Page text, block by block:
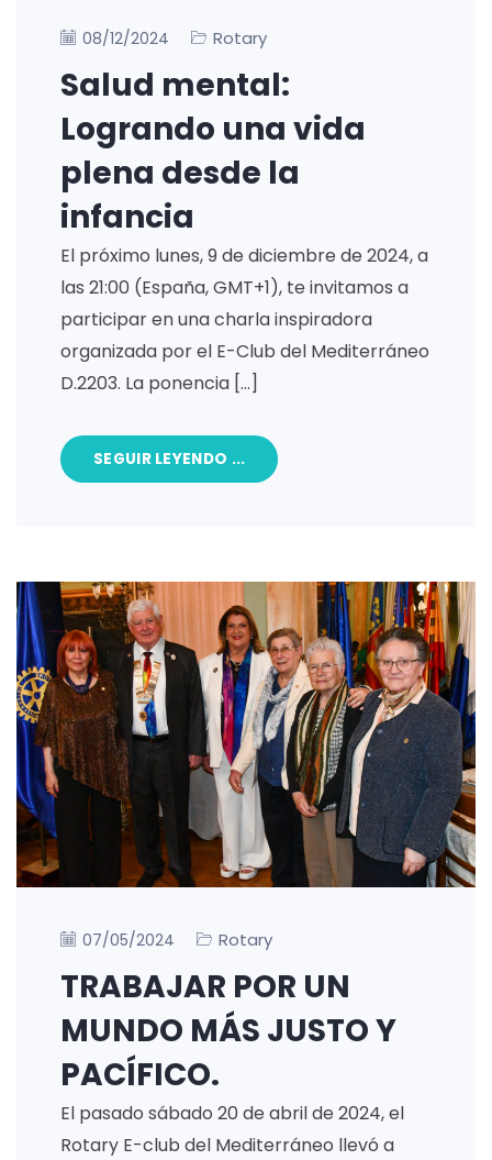
08/12/2024 Rotary
Salud mental:
Logrando una vida
plena desde la
infancia
El próximo lunes, 9 de diciembre de 2024, a
las 21:00 (España, GMT+1), te invitamos a
participar en una charla inspiradora
organizada por el E-Club del Mediterráneo
D.2203. La ponencia […]
SEGUIR LEYENDO ...
07/05/2024 Rotary
TRABAJAR POR UN
MUNDO MÁS JUSTO Y
PACÍFICO.
El pasado sábado 20 de abril de 2024, el
Rotary E-club del Mediterráneo llevó a